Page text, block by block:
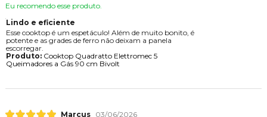
Eu recomendo esse produto.
Lindo e eficiente
Esse cooktop é um espetáculo! Além de muito bonito, é
potente e as grades de ferro não deixam a panela
escorregar.
Produto:Cooktop Quadratto Elettromec 5
Queimadores a Gás 90 cm Bivolt
Marcus
03/06/2026